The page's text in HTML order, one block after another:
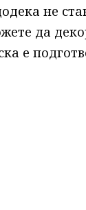
не
да
е